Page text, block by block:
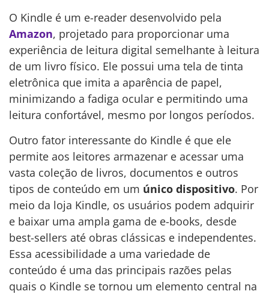
O Kindle é um e-reader desenvolvido pela
Amazon, projetado para proporcionar uma
experiência de leitura digital semelhante à leitura
de um livro físico. Ele possui uma tela de tinta
eletrônica que imita a aparência de papel,
minimizando a fadiga ocular e permitindo uma
leitura confortável, mesmo por longos períodos.
Outro fator interessante do Kindle é que ele
permite aos leitores armazenar e acessar uma
vasta coleção de livros, documentos e outros
tipos de conteúdo em um único dispositivo. Por
meio da loja Kindle, os usuários podem adquirir
e baixar uma ampla gama de e-books, desde
best-sellers até obras clássicas e independentes.
Essa acessibilidade a uma variedade de
conteúdo é uma das principais razões pelas
quais o Kindle se tornou um elemento central na